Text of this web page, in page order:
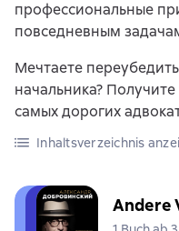
профессиональные
повседневным
Мечтаете
начальника?
самых дорогих
Inhaltsverzeichnis
Andere